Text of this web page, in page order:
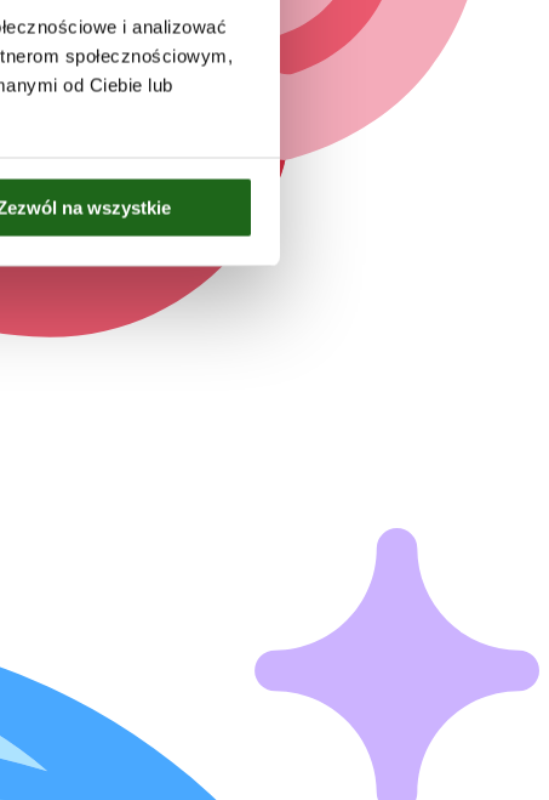
i analizować
społecznościowym,
od Ciebie lub
na wszystkie